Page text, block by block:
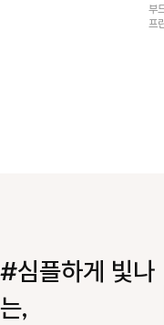
부
프
#심플하게 빛나
는,